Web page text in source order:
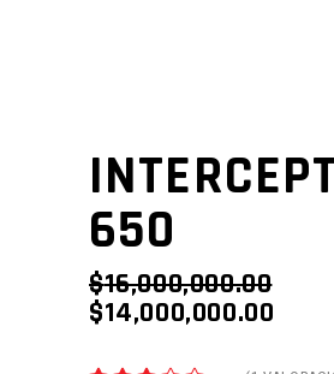
650
$16,000,000.00
$14,000,000.00